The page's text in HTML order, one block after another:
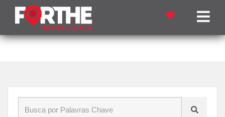
Início»Blog » Verticalização